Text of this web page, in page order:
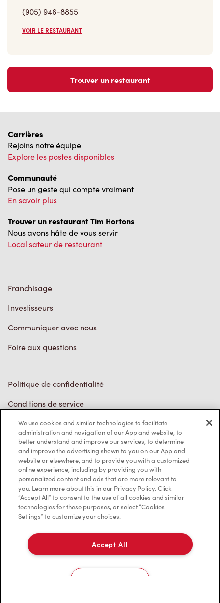
Communauté
Trouver un restaurant Tim Hortons
Nous avons hâte de vous servir
Localisateur de restaurant
Franchisage
Investisseurs
Communiquer avec nous
Foire aux questions
Politique de confidentialité
Accessibilité
Diagnostic
TM & © Tim Hortons, 2023
EN/CA
We use cookies and similar technologies to facilitate
administration and navigation of our App and website, to
better understand and improve our services, to determine
and improve the advertising shown to you on our App and
website or elsewhere, and to provide you with a customized
online experience, including by providing you with
personalized content and ads that are more relevant to
you. Learn more about this in our Privacy Policy. Click
“Accept All” to consent to the use of all cookies and similar
technologies for these purposes, or select “Cookies
Settings” to customize your choices.
Accept All